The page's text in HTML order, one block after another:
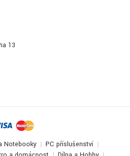
13
Notebooky
PC příslušenství